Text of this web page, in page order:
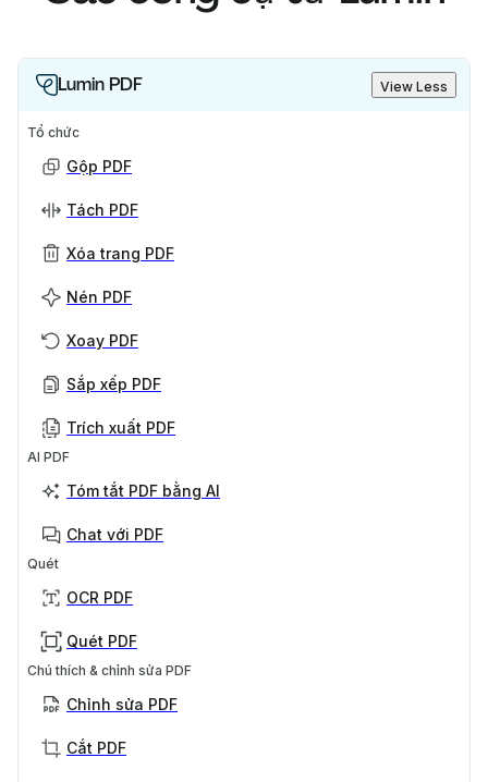
Lumin PDF View Less
Tổ chức
Gộp PDF
Tách PDF
Xóa trang PDF
Nén PDF
Xoay PDF
Sắp xếp PDF
Trích xuất PDF
AI PDF
Tóm tắt PDF bằng AI
Chat với PDF
Quét
OCR PDF
Quét PDF
Chú thích & chỉnh sửa PDF
Chỉnh sửa PDF
Cắt PDF